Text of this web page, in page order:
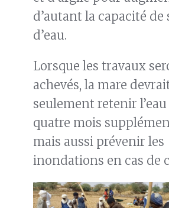
d’autant la capacité de
d’eau.
Lorsque les travaux
achevés, la mare
seulement retenir
quatre mois
mais aussi prévenir les
inondations en cas de